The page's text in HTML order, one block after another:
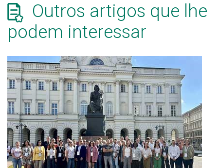
Outros artigos que lhe
podem interessar